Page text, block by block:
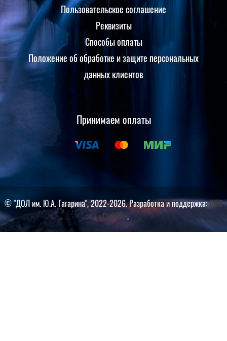
Пользовательское соглашение
Реквизиты
Способы оплаты
Положение об обработке и защите персональных
данных клиентов
Принимаем оплаты
© "ДОЛ им. Ю.А. Гагарина", 2022-2026. Разработка и поддержка:ООО
«СибСР».